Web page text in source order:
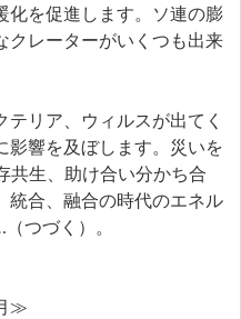
化を促進します。ソ連の膨
クレーターがいくつも出来
リア、ウィルスが出てく
影響を及ぼします。災いを
共生、助け合い分かち合
統合、融合の時代のエネル
つづく）。
≫